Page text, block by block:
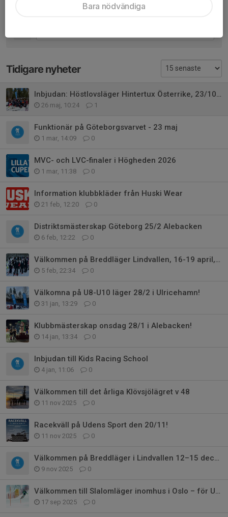
Tidigare nyheter
Inbjudan: Höstlovsläger Hintertux Österrike, 23/10-1/11 2026.
26 maj, 10:24 1
Funktionär på Göteborgsvarvet - 23 maj
1 mar, 14:09 0
MVC- och LVC-finaler i Högheden 2026
1 mar, 11:38 0
Information klubbkläder från Huski Wear
21 feb, 12:20 0
Distriktsmästerskap Göteborg 25/2 Alebacken
6 feb, 12:22 0
Välkommen på Breddläger Lindvallen, 16-19 april, 2026 med GSLK
5 feb, 22:34 0
Välkomna på U8-U10 läger 28/2 i Ulricehamn!
31 jan, 13:29 0
Klubbmästerskap onsdag 28/1 i Alebacken!
14 jan, 13:34 0
Inbjudan till Kids Racing School
4 jan, 11:06 0
Välkommen till det årliga Klövsjölägret v 48
11 nov 2025 0
Racekväll på Udens Sport den 20/11!
11 nov 2025 0
Välkommen på Breddläger i Lindvallen 12–15 december med GSLK!
9 nov 2025 0
Välkommen till Slalomläger inomhus i Oslo – för U10-U14
17 sep 2025 0
Bara nödvändiga